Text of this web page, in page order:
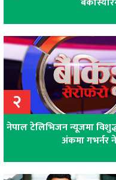
२
नेपाल टेलिभिजन न्यूजमा
अंकमा गभर्नर